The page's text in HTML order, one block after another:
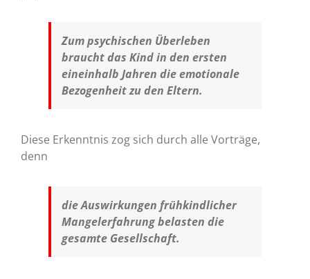
Zum psychischen Überleben
braucht das Kind in den ersten
eineinhalb Jahren die emotionale
Bezogenheit zu den Eltern.
Diese Erkenntnis zog sich durch alle Vorträge,
denn
die Auswirkungen frühkindlicher
Mangelerfahrung belasten die
gesamte Gesellschaft.